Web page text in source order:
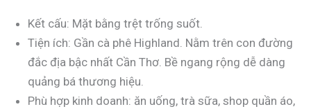
Kết cấu: Mặt bằng trệt trống suốt.
Tiện ích: Gần cà phê Highland. Nằm trên con đường
đắc địa bậc nhất Cần Thơ. Bề ngang rộng dễ dàng
quảng bá thương hiệu.
Phù hợp kinh doanh: ăn uống, trà sữa, shop quần áo,